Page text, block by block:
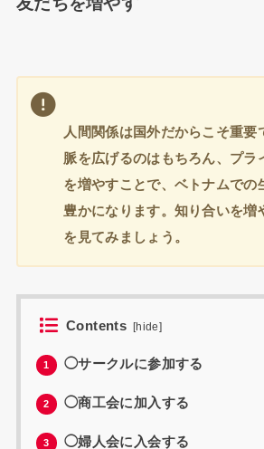
人間関係は国外だからこそ重要
脈を広げるのはもちろん、プラ
を増やすことで、ベトナムでの
豊かになります。知り合いを増
を見てみましょう。
Contents [hide]
1 ◯サークルに参加する
2 ◯商工会に加入する
3 ◯婦人会に入会する